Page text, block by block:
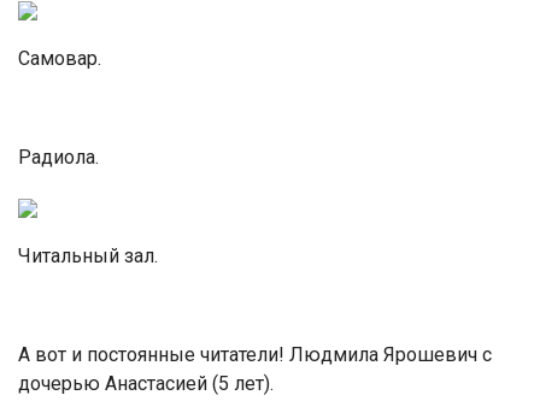
Самовар.
Радиола.
Читальный зал.
А вот и постоянные читатели! Людмила Ярошевич с
дочерью Анастасией (5 лет).